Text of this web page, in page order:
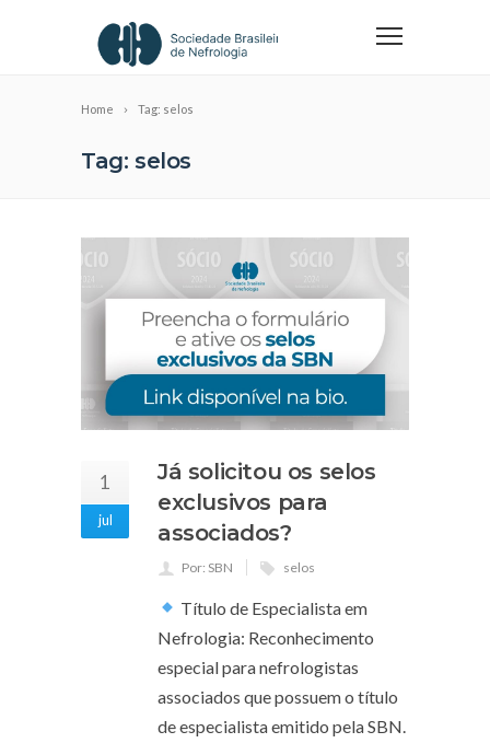
Home Tag: selos
Tag: selos
1
jul
Já solicitou os selos
exclusivos para
associados?
Por: SBN selos
Título de Especialista em
Nefrologia: Reconhecimento
especial para nefrologistas
associados que possuem o título
de especialista emitido pela SBN.